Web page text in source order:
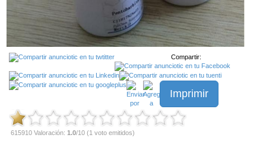
Compartir:
Imprimir
615910 Valoración: 1.0/10 (1 voto emitidos)